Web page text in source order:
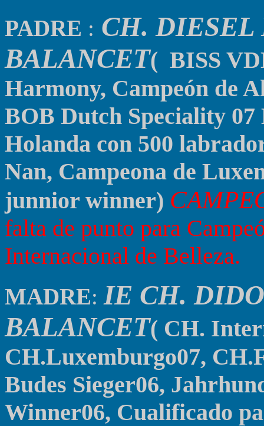
PADRE : CH. DIESEL
BALANCET( BISS
Harmony, Campeón de
BOB Dutch Speciality
Holanda con 500
Nan, Campeona de
junnior winner)
falta de punto para
Internacional de Belleza.
MADRE:IE CH. DI
BALANCET( CH.
CH.Luxemburgo07,
Budes Sieger06,
Winner06, Cualificado